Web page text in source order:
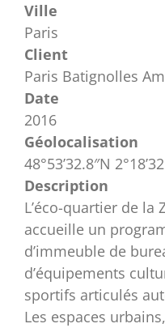
Ville
Paris
Client
Paris Batignolles
Date
2016
Géolocalisation
48°53’32.8″N
Description
L’éco-quartier de la
accueille un
d’immeuble de
d’équipements
sportifs articulés
Les espaces